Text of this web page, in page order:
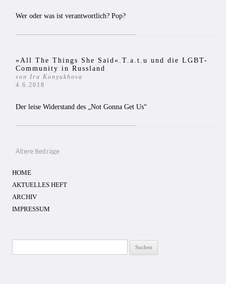
Wer oder was ist verantwortlich? Pop?
»All The Things She Said«.T.a.t.u und die LGBT-
Community in Russland
von Ira Konyukhova
4.6.2018
Der leise Widerstand des „Not Gonna Get Us“
Beitragsnavigation
Ältere Beiträge
HOME
AKTUELLES HEFT
ARCHIV
IMPRESSUM
nach: